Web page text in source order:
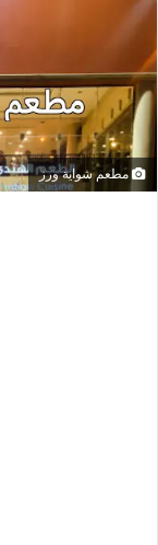
مطعم شواية ورز